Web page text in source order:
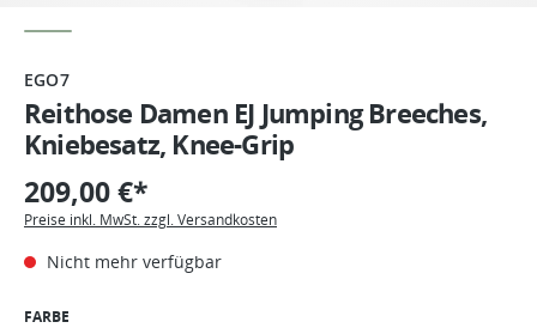
EGO7
Reithose Damen EJ Jumping Breeches,
Kniebesatz, Knee-Grip
209,00 €*
Preise inkl. MwSt. zzgl. Versandkosten
Nicht mehr verfügbar
FARBE